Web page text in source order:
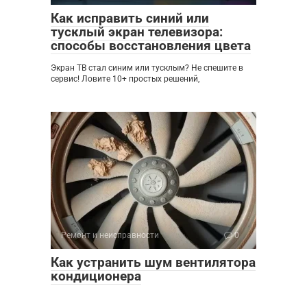
Как исправить синий или
тусклый экран телевизора:
способы восстановления цвета
Экран ТВ стал синим или тусклым? Не спешите в
сервис! Ловите 10+ простых решений,
Ремонт и неисправности 0
Как устранить шум вентилятора
кондиционера